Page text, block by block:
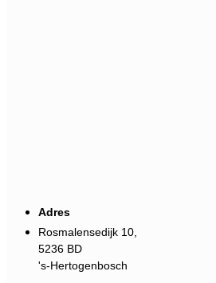
Adres
Rosmalensedijk 10,
5236 BD
's-Hertogenbosch